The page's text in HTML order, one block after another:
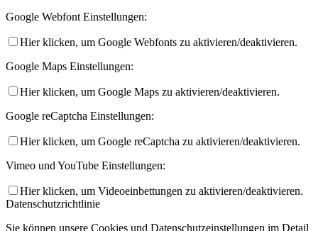
Google Webfont Einstellungen:
Hier klicken, um Google Webfonts zu aktivieren/deaktivieren.
Google Maps Einstellungen:
Hier klicken, um Google Maps zu aktivieren/deaktivieren.
Google reCaptcha Einstellungen:
Hier klicken, um Google reCaptcha zu aktivieren/deaktivieren.
Vimeo und YouTube Einstellungen:
Hier klicken, um Videoeinbettungen zu aktivieren/deaktivieren.
Datenschutzrichtlinie
Sie können unsere Cookies und Datenschutzeinstellungen im Detail